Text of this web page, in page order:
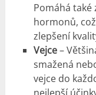
Pomáhá
hormonů,
zlepšení
Vejce–
smažená
vejce do